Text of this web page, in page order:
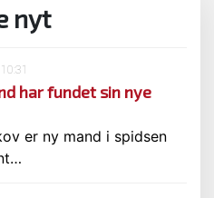
nyt
har fundet sin nye
er ny mand i spidsen